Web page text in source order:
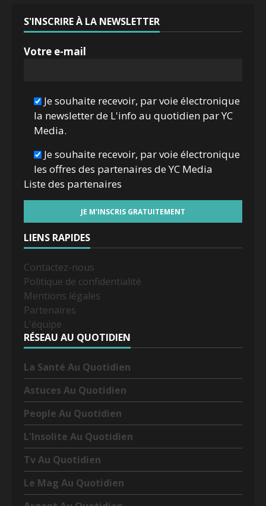
S'INSCRIRE À LA NEWSLETTER
Votre e-mail
Je souhaite recevoir, par voie électronique
la newsletter de L'info au quotidien par YC
Media.
Je souhaite recevoir, par voie électronique
les offres des partenaires de YC Media
Liste des partenaires
LIENS RAPIDES
Contactez-nous
Politique de confidentialité
Mentions légales
Partenaires
L'équipe
RÉSEAU AU QUOTIDIEN
La Santé Au Quotidien
Astuces Au Quotidien
People Au Quotidien
L'Insolite Au Quotidien
Tv Au Quotidien
Le Mag Au Quotidien